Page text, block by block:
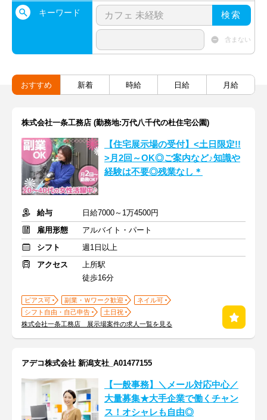
キーワード 検索
含まない
おすすめ 新着 時給 日給 月給
株式会社一条工務店 (勤務地:万代八千代の杜住宅公園)
【住宅展示場の受付】<土日限定!!
>月2回～OK◎ご案内など♪知識や
経験は不要◎残業なし＊
給与
日給7000～1万4500円
雇用形態
アルバイト・パート
シフト
週1日以上
アクセス
上所駅
徒歩16分
ピアス可 副業・Ｗワーク歓迎
ネイル可
シフト自由・自己申告
土日祝
株式会社一条工務店 展示場案件の求人一覧を見る
アデコ株式会社 新潟支社_A01477155
【一般事務】＼メール対応中心／
大量募集★大手企業で働くチャン
ス！オシャレも自由◎